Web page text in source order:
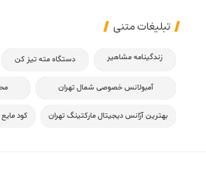
تبلیغات متنی
زندگینامه مشاهیر دستگاه مته تیز کن
آمبولانس خصوصی شمال تهران
بهترین آژانس دیجیتال مارکتینگ تهران کود